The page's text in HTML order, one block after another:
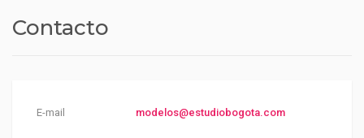
Contacto
E-mail modelos@estudiobogota.com